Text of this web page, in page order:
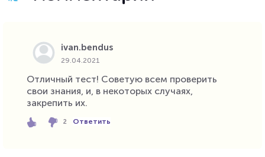
ivan.bendus
29.04.2021
Отличный тест! Советую всем проверить
свои знания, и, в некоторых случаях,
закрепить их.
2 Ответить